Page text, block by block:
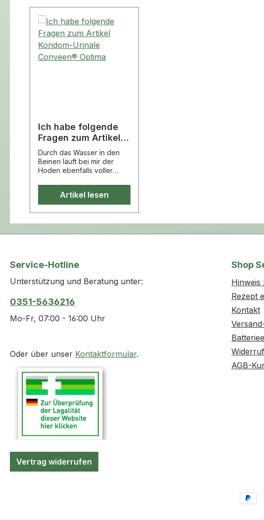
Ich habe folgende
Fragen zum Artikel
Kondom-Urinale
Conveen® Optima
Durch das Wasser in den
Beinen läuft bei mir der
Hoden ebenfalls voller
Artikel lesen
Service-Hotline
Unterstützung und Beratung unter:
0351-5636216
Mo-Fr, 07:00 - 16:00 Uhr
Oder über unser Kontaktformular.
Vertrag widerrufen
Shop
Hinweis
Rezept
Kontakt
AGB-